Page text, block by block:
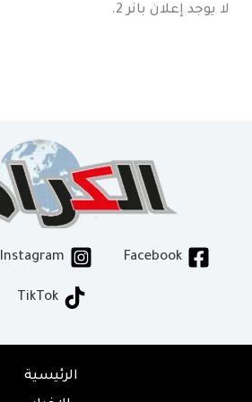
لا يوجد إعلان بانر 2.
Facebook
Instagram
TikTok
الرئيسية